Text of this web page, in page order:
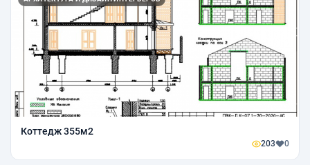
Коттедж 355м2
203 0